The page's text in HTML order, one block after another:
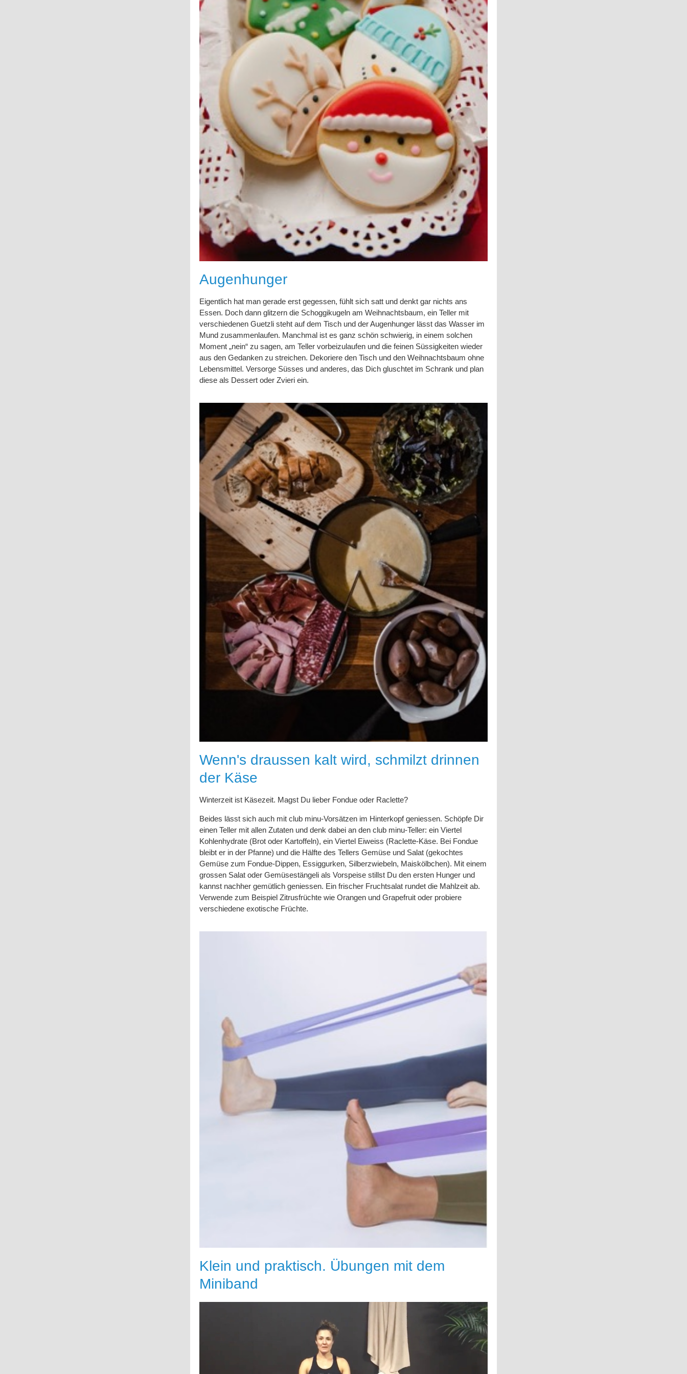
Augenhunger
Eigentlich hat man gerade erst gegessen, fühlt sich satt und denkt gar nichts ans
Essen. Doch dann glitzern die Schoggikugeln am Weihnachtsbaum, ein Teller mit
verschiedenen Guetzli steht auf dem Tisch und der Augenhunger lässt das Wasser im
Mund zusammenlaufen. Manchmal ist es ganz schön schwierig, in einem solchen
Moment „nein“ zu sagen, am Teller vorbeizulaufen und die feinen Süssigkeiten wieder
aus den Gedanken zu streichen. Dekoriere den Tisch und den Weihnachtsbaum ohne
Lebensmittel. Versorge Süsses und anderes, das Dich gluschtet im Schrank und plan
diese als Dessert oder Zvieri ein.
Wenn's draussen kalt wird, schmilzt drinnen
der Käse
Winterzeit ist Käsezeit. Magst Du lieber Fondue oder Raclette?
Beides lässt sich auch mit club minu-Vorsätzen im Hinterkopf geniessen. Schöpfe Dir
einen Teller mit allen Zutaten und denk dabei an den club minu-Teller: ein Viertel
Kohlenhydrate (Brot oder Kartoffeln), ein Viertel Eiweiss (Raclette-Käse. Bei Fondue
bleibt er in der Pfanne) und die Hälfte des Tellers Gemüse und Salat (gekochtes
Gemüse zum Fondue-Dippen, Essiggurken, Silberzwiebeln, Maiskölbchen). Mit einem
grossen Salat oder Gemüsestängeli als Vorspeise stillst Du den ersten Hunger und
kannst nachher gemütlich geniessen. Ein frischer Fruchtsalat rundet die Mahlzeit ab.
Verwende zum Beispiel Zitrusfrüchte wie Orangen und Grapefruit oder probiere
verschiedene exotische Früchte.
Klein und praktisch. Übungen mit dem
Miniband